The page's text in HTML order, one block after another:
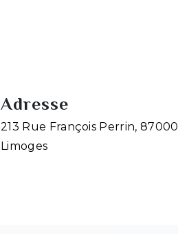
Adresse
213 Rue François Perrin, 87000
Limoges